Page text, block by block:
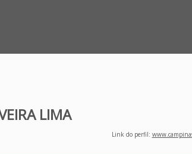
LIMA
Link do perfil: